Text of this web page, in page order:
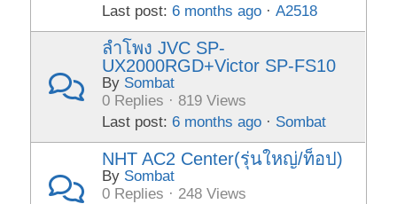
Last post:6 months ago ·A2518
ลำโพง JVC SP-
UX2000RGD+Victor SP-FS10
By Sombat
0 Replies · 819 Views
Last post:6 months ago · Sombat
NHT AC2 Center(รุ่นใหญ่/ท็อป)
By Sombat
0 Replies · 248 Views